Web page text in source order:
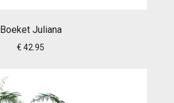
Boeket Juliana
€ 42.95